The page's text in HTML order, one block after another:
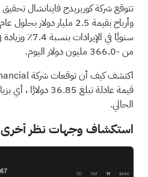
من -366.0 مليون دولار اليوم.
قيمة عادلة تبلغ 36.85 دولارًا
الحالي.
استكشاف وجهات نظر أخرى